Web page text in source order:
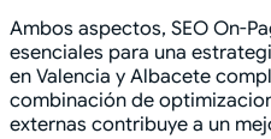
Ambos aspectos, SEO On-
esenciales para una
en Valencia y Albacete
combinación de
externas contribuye a un